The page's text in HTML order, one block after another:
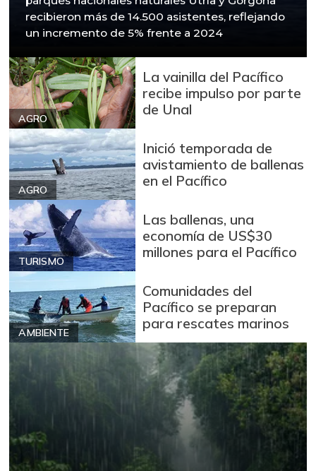
recibieron más de 14.500 asistentes, reflejando
un incremento de 5% frente a 2024
AGRO
La vainilla del Pacífico
recibe impulso por parte
de Unal
AGRO
Inició temporada de
avistamiento de ballenas
en el Pacífico
TURISMO
Las ballenas, una
economía de US$30
millones para el Pacífico
AMBIENTE
Comunidades del
Pacífico se preparan
para rescates marinos